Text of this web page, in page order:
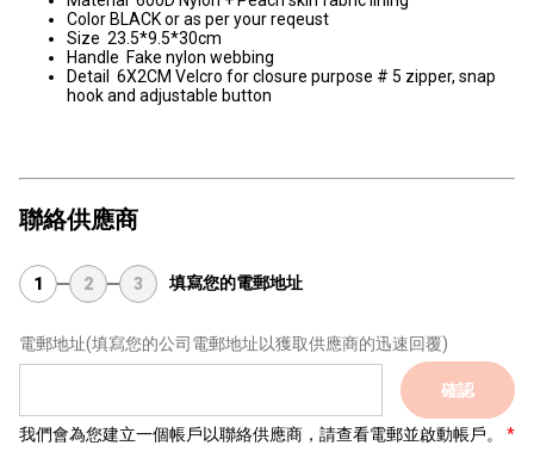
Color BLACK or as per your reqeust
Size 23.5*9.5*30cm
Handle Fake nylon webbing
Detail 6X2CM Velcro for closure purpose # 5 zipper, snap
hook and adjustable button
聯絡供應商
1 2 3 填寫您的電郵地址
電郵地址(填寫您的公司電郵地址以獲取供應商的迅速回覆)
確認
我們會為您建立一個帳戶以聯絡供應商，請查看電郵並啟動帳戶。